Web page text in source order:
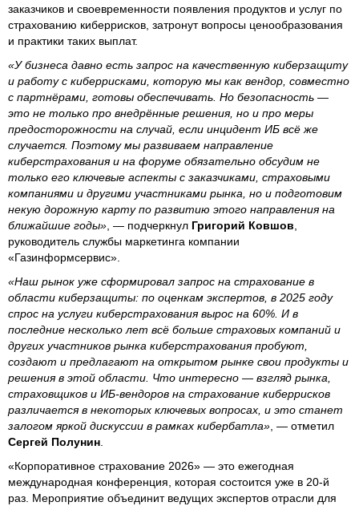
заказчиков и своевременности появления продуктов и услуг по
страхованию киберрисков, затронут вопросы ценообразования
и практики таких выплат.
«У бизнеса давно есть запрос на качественную киберзащиту
и работу с киберрисками, которую мы как вендор, совместно
с партнёрами, готовы обеспечивать. Но безопасность —
это не только про внедрённые решения, но и про меры
предосторожности на случай, если инцидент ИБ всё же
случается. Поэтому мы развиваем направление
киберстрахования и на форуме обязательно обсудим не
только его ключевые аспекты с заказчиками, страховыми
компаниями и другими участниками рынка, но и подготовим
некую дорожную карту по развитию этого направления на
ближайшие годы» , — подчеркнул Григорий Ковшов
руководитель службы маркетинга компании
«Газинформсервис».
«Наш рынок уже сформировал запрос на страхование в
области киберзащиты: по оценкам экспертов, в 2025 году
спрос на услуги киберстрахования вырос на 60%. И в
последние несколько лет всё больше страховых компаний и
других участников рынка киберстрахования пробуют,
создают и предлагают на открытом рынке свои продукты и
решения в этой области. Что интересно — взгляд рынка,
страховщиков и ИБ-вендоров на страхование киберрисков
различается в некоторых ключевых вопросах, и это станет
залогом яркой дискуссии в рамках кибербатла» , — отметил
Сергей Полунин
«Корпоративное страхование 2026» — это ежегодная
международная конференция, которая состоится уже в 20-й
раз. Мероприятие объединит ведущих экспертов отрасли для